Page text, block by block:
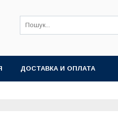
ДОСТАВКА И ОПЛАТА